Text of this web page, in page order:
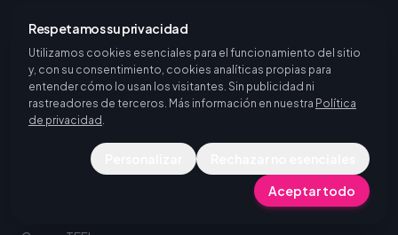
Respetamos su privacidad
Utilizamos cookies esenciales para el funcionamiento del sitio
y, con su consentimiento, cookies analíticas propias para
entender cómo lo usan los visitantes. Sin publicidad ni
rastreadores de terceros. Más información en nuestra Política
de privacidad .
Aceptar todo
Cursos TEFL
OTROS SERVICIOS
Servicios de reclutamiento
Contratar becarios internacionales
Búsqueda de talento en Europa